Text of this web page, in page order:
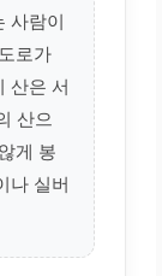
사람이
로가
산은 서
산으
게 봉
나 실버